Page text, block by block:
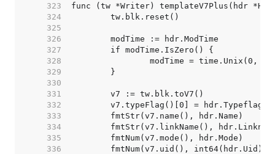
   323
   324
   325
   326
   327
   328
   329
   330
   331
   332
   333
   334
   335
   336